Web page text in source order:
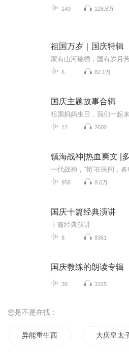
149 126.8万
祖国万岁｜国庆特辑
6 82.1万
国庆主题故事合辑
12 2600
镇海战神|热血爽文 |
958 8.6万
国庆十篇经典演讲
十篇经典演讲
8 8361
国庆教练的朗读专辑
30 3325
您是不是在找：
异能重生西门庆 大庆皇太